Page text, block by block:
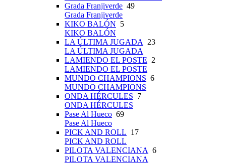
Grada Franjiverde 49
Grada Franjiverde
KIKO BALÓN 5
KIKO BALÓN
LA ÚLTIMA JUGADA 23
LA ÚLTIMA JUGADA
LAMIENDO EL POSTE 2
LAMIENDO EL POSTE
MUNDO CHAMPIONS 6
MUNDO CHAMPIONS
ONDA HÉRCULES 7
ONDA HÉRCULES
Pase Al Hueco 69
Pase Al Hueco
PICK AND ROLL 17
PICK AND ROLL
PILOTA VALENCIANA 6
PILOTA VALENCIANA